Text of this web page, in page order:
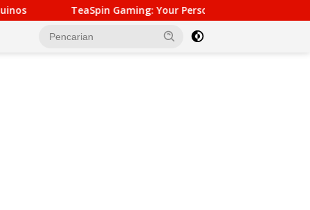
Your Personal Gateway to Premium Online Gambling